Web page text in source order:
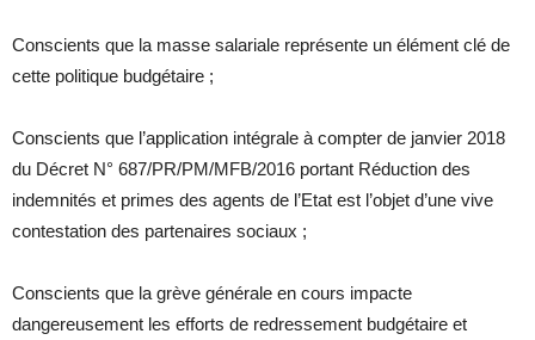
Conscients que la masse salariale représente un élément clé de
cette politique budgétaire ;
Conscients que l’application intégrale à compter de janvier 2018
du Décret N° 687/PR/PM/MFB/2016 portant Réduction des
indemnités et primes des agents de l’Etat est l’objet d’une vive
contestation des partenaires sociaux ;
Conscients que la grève générale en cours impacte
dangereusement les efforts de redressement budgétaire et